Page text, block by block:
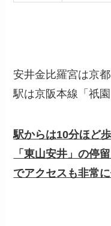
安井金比羅宮は京
駅は京阪本線「祇
駅からは10分ほど
「東山安井」の停
でアクセスも非常に